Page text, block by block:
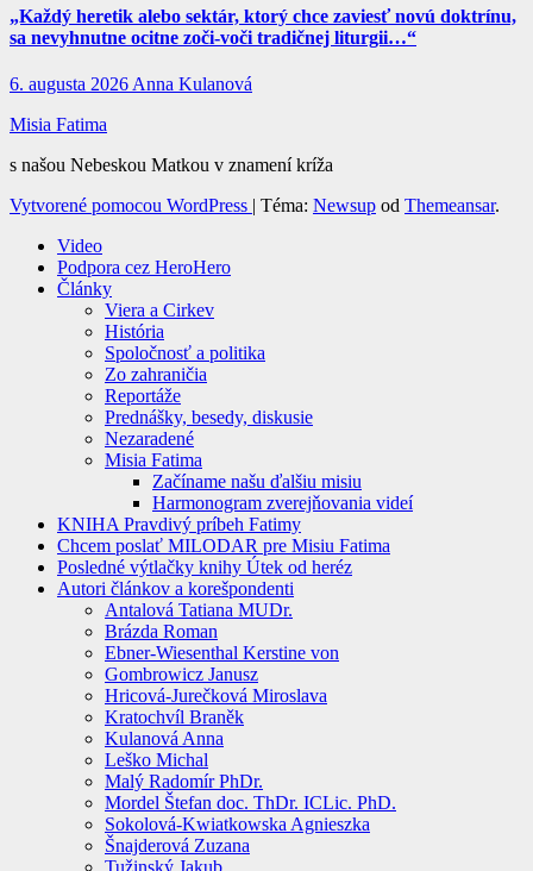
„Každý heretik alebo sektár, ktorý chce zaviesť novú doktrínu,
sa nevyhnutne ocitne zoči-voči tradičnej liturgii…“
6. augusta 2026 Anna Kulanová
Misia Fatima
s našou Nebeskou Matkou v znamení kríža
Vytvorené pomocou WordPress | Téma: Newsup od Themeansar.
Video
Podpora cez HeroHero
Články
Viera a Cirkev
História
Spoločnosť a politika
Zo zahraničia
Reportáže
Prednášky, besedy, diskusie
Nezaradené
Misia Fatima
Začíname našu ďalšiu misiu
Harmonogram zverejňovania videí
KNIHA Pravdivý príbeh Fatimy
Chcem poslať MILODAR pre Misiu Fatima
Posledné výtlačky knihy Útek od heréz
Autori článkov a korešpondenti
Antalová Tatiana MUDr.
Brázda Roman
Ebner-Wiesenthal Kerstine von
Gombrowicz Janusz
Hricová-Jurečková Miroslava
Kratochvíl Braněk
Kulanová Anna
Leško Michal
Malý Radomír PhDr.
Mordel Štefan doc. ThDr. ICLic. PhD.
Sokolová-Kwiatkowska Agnieszka
Šnajderová Zuzana
Tužinský Jakub